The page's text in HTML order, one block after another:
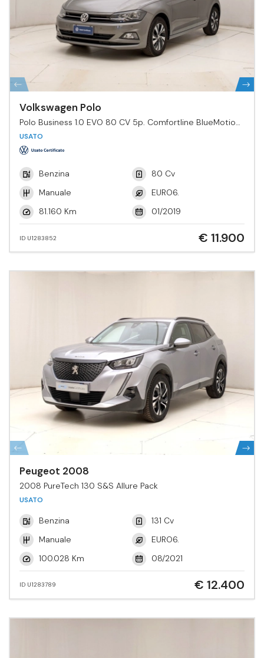
Volkswagen Polo
Polo Business 1.0 EVO 80 CV 5p. Comfortline BlueMotion
Tech.
USATO
Benzina
80 Cv
Manuale
EURO6.
81.160 Km
01/2019
ID U1283852 € 11.900
Peugeot 2008
2008 PureTech 130 S&S Allure Pack
USATO
Benzina
131 Cv
Manuale
EURO6.
100.028 Km
08/2021
ID U1283789 € 12.400